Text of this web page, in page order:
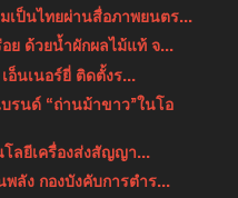
เป็นไทยผ่านสื่อภาพยนตร...
ย ด้วยน้ำผักผลไม้แท้ จ...
อ็นเนอร์ยี่ ติดตั้งร...
รนด์ “ถ่านม้าขาว”ในโอ
ลยีเครื่องส่งสัญญา...
ลัง กองบังคับการตำร...